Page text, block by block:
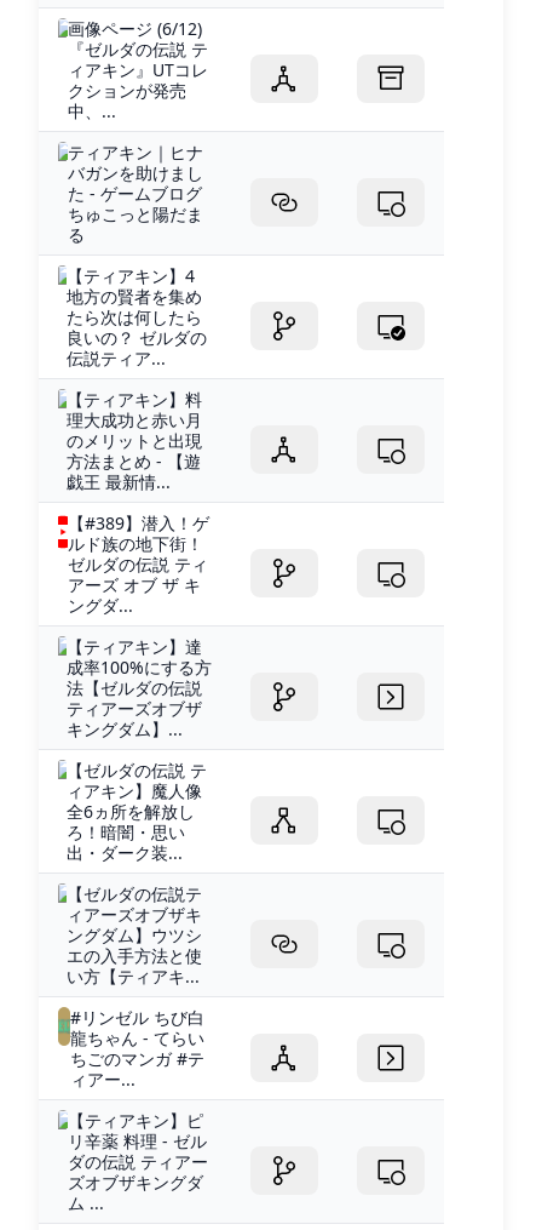
画像ページ (6/12)
『ゼルダの伝説 テ
ィアキン』UTコレ
クションが発売
中、...
ティアキン｜ヒナ
バガンを助けまし
た - ゲームブログ
ちゅこっと陽だま
る
【ティアキン】4
地方の賢者を集め
たら次は何したら
良いの？ ゼルダの
伝説ティア...
【ティアキン】料
理大成功と赤い月
のメリットと出現
方法まとめ - 【遊
戯王 最新情...
【#389】潜入！ゲ
ルド族の地下街！
ゼルダの伝説 ティ
アーズ オブ ザ キ
ングダ...
【ティアキン】達
成率100%にする方
法【ゼルダの伝説
ティアーズオブザ
キングダム】...
【ゼルダの伝説 テ
ィアキン】魔人像
全6ヵ所を解放し
ろ！暗闇・思い
出・ダーク装...
【ゼルダの伝説テ
ィアーズオブザキ
ングダム】ウツシ
エの入手方法と使
い方【ティアキ...
#リンゼル ちび白
龍ちゃん - てらい
ちごのマンガ #テ
ィアー...
【ティアキン】ピ
リ辛薬 料理 - ゼル
ダの伝説 ティアー
ズオブザキングダ
ム ...